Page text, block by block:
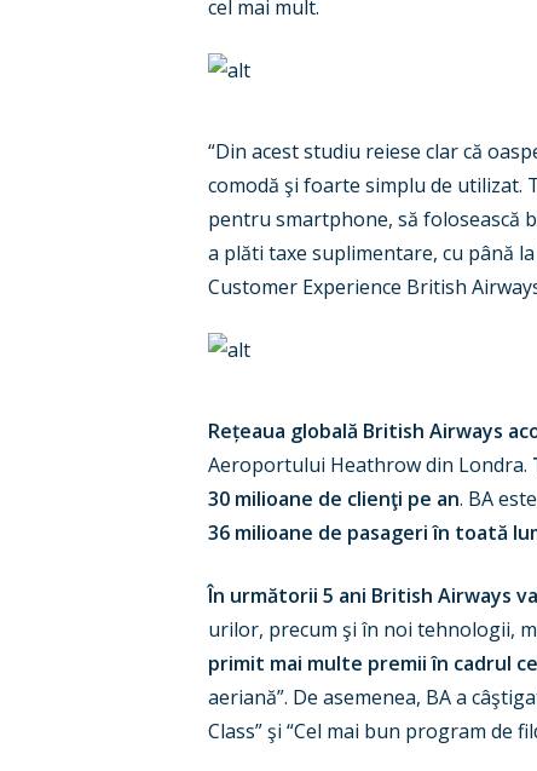
cel mai mult.
“Din acest studiu reiese clar că
comodă şi foarte simplu de utilizat.
pentru smartphone, să folosească
a plăti taxe suplimentare, cu până
Customer Experience British
Rețeaua globală British Airways
Aeroportului Heathrow din Londra.
30 milioane de clienţi pe an. BA
36 milioane de pasageri în toată
În următorii 5 ani British Airways
urilor, precum şi în noi tehnologii,
primit mai multe premii în cadrul
aeriană”. De asemenea, BA a
Class” şi “Cel mai bun program de